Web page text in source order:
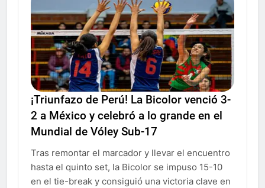
¡Triunfazo de Perú! La Bicolor venció 3-
2 a México y celebró a lo grande en el
Mundial de Vóley Sub-17
Tras remontar el marcador y llevar el encuentro
hasta el quinto set, la Bicolor se impuso 15-10
en el tie-break y consiguió una victoria clave en